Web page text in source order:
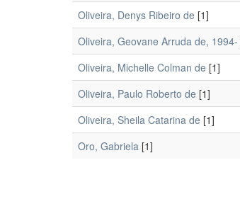
Oliveira, Denys Ribeiro de [1]
Oliveira, Geovane Arruda de, 1994-
Oliveira, Michelle Colman de [1]
Oliveira, Paulo Roberto de [1]
Oliveira, Sheila Catarina de [1]
Oro, Gabriela [1]